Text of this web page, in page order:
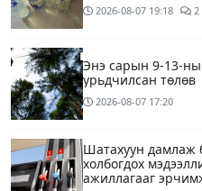
2026-08-07 19:18 2
Энэ сарын 9-13-
урьдчилсан төлөв
2026-08-07 17:20
Шатахуун дамлаж
холбогдох
ажиллагааг